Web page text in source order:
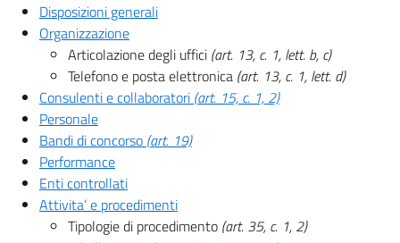
Disposizioni generali
Organizzazione
Articolazione degli uffici (art. 13, c. 1, lett. b, c)
Telefono e posta elettronica (art. 13, c. 1, lett. d)
Consulenti e collaboratori (art. 15, c. 1, 2)
Personale
Bandi di concorso (art. 19)
Performance
Enti controllati
Attivita’ e procedimenti
Tipologie di procedimento (art. 35, c. 1, 2)